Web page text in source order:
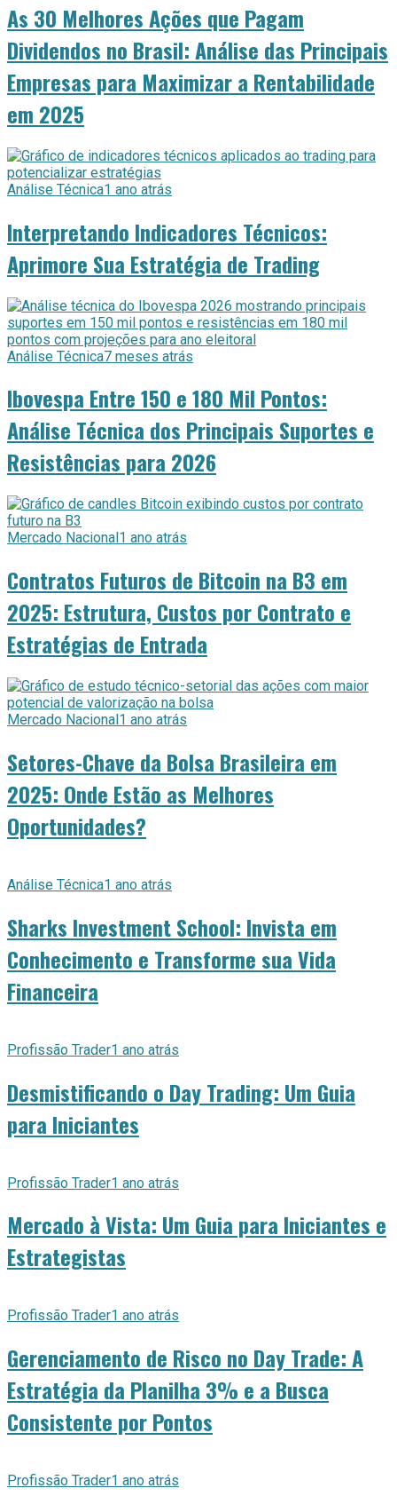
As 30 Melhores Ações que Pagam
Dividendos no Brasil: Análise das Principais
Empresas para Maximizar a Rentabilidade
em 2025
Análise Técnica1 ano atrás
Interpretando Indicadores Técnicos:
Aprimore Sua Estratégia de Trading
Análise Técnica7 meses atrás
Ibovespa Entre 150 e 180 Mil Pontos:
Análise Técnica dos Principais Suportes e
Resistências para 2026
Mercado Nacional 1 ano atrás
Contratos Futuros de Bitcoin na B3 em
2025: Estrutura, Custos por Contrato e
Estratégias de Entrada
Mercado Nacional1 ano atrás
Setores-Chave da Bolsa Brasileira em
2025: Onde Estão as Melhores
Oportunidades?
Análise Técnica1 ano atrás
Sharks Investment School: Invista em
Conhecimento e Transforme sua Vida
Financeira
Profissão Trader1 ano atrás
Desmistificando o Day Trading: Um Guia
para Iniciantes
Profissão Trader1 ano atrás
Mercado à Vista: Um Guia para Iniciantes e
Estrategistas
Profissão Trader1 ano atrás
Gerenciamento de Risco no Day Trade: A
Estratégia da Planilha 3% e a Busca
Consistente por Pontos
Profissão Trader1 ano atrás